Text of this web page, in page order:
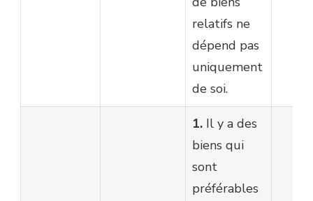
relatifs ne
dépend pas
uniquement
de soi.
1. Il y a des
biens qui
sont
préférables